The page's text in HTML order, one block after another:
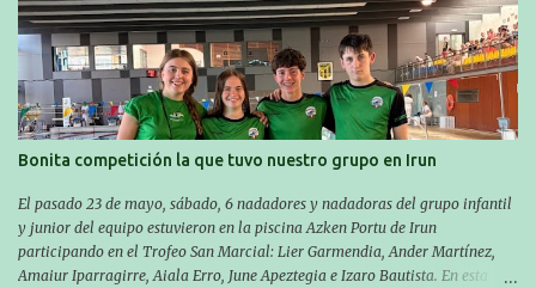
metros en 28 minutos y 30 segundos. Al día siguiente, Manu Santos y su
compañero Asier Gorostegi participaron en la V. San Antón Bira. En esta
travesía se realiza un recorrido desde la playa de Gaztetape hasta la playa
de Malkorbe, pero debido al estado del mar de aquel día, la organización
decidió hacerlo en el interior de la bahía de la playa de Malkorbe. Así,
Asier completó el recorrido en 29 minutos y 30 segundos, c...
Bonita competición la que tuvo nuestro grupo en Irun
El pasado 23 de mayo, sábado, 6 nadadores y nadadoras del grupo infantil
y junior del equipo estuvieron en la piscina Azken Portu de Irun
participando en el Trofeo San Marcial: Lier Garmendia, Ander Martínez,
Amaiur Iparragirre, Aiala Erro, June Apeztegia e Izaro Bautista. En esta